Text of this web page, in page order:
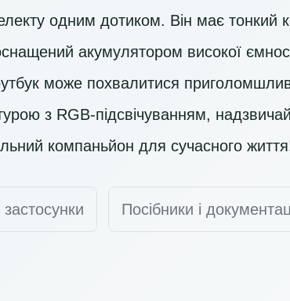
одним дотиком. Він має тонкий
акумулятором високої
може похвалитися
з RGB-підсвічуванням,
компаньйон для сучасного
Посібники і